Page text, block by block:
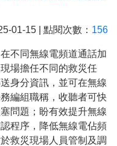
(星期二)舉辦「清潔
撥打通報專線0800-
洲豬瘟疫情，市民端
餘收運排出方式不變
習行動網路降速演練
01-15 | 點閱次數： 156
不同無線電頻道通話加
場擔任不同的救災任
身分資訊，並可在無線
編組職稱，收聽者可快
問題；盼有效提升無線
程序，降低無線電佔頻
救災現場人員管制及調